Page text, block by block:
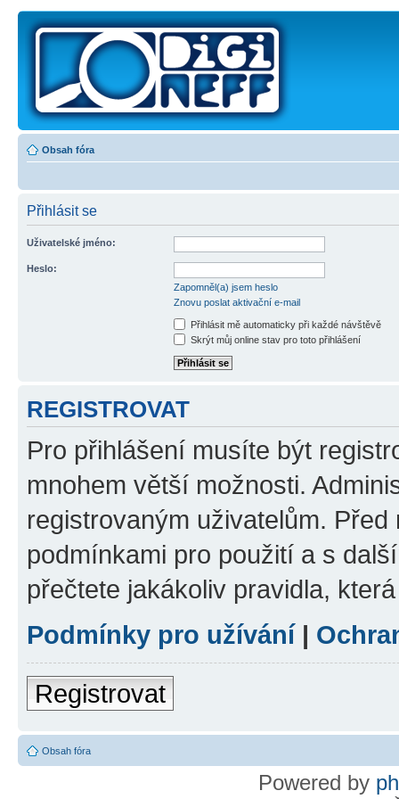
Obsah fóra
Přihlásit se
Uživatelské jméno:
Heslo:
Zapomněl(a) jsem heslo
Znovu poslat aktivační e-mail
Přihlásit mě automaticky při každé návštěvě
Skrýt můj online stav pro toto přihlášení
REGISTROVAT
Pro přihlášení musíte být
mnohem větší možnosti.
registrovaným uživatelům.
podmínkami pro použití a s
přečtete jakákoliv pravidla,
Podmínky pro užívání|
Registrovat
Obsah fóra
Powered by